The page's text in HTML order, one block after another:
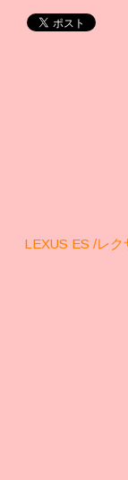
LEXUS ES /レ